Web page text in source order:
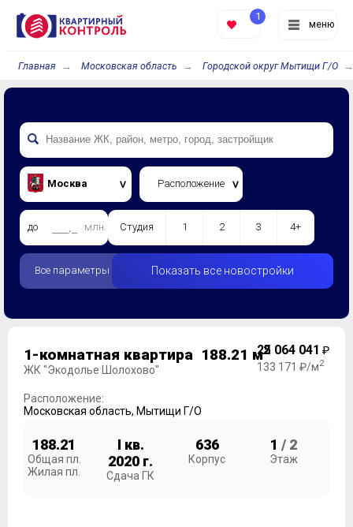
меню
1
Главная Московская область Городской округ Мытищи Г/О
Москва Расположение
до млн. Студия 1 2 3 4+
Все параметры Показать все новостройки
1-комнатная квартира 188.21 м2
ЖК "Экодолье Шолохово"
25 064 041 ₽
133 171 ₽/м2
Расположение:
Московская область, Мытищи Г/О
188.21
Общая пл.
Жилая пл.
I кв.
2020 г.
Сдача ГК
636
Корпус
1 / 2
Этаж